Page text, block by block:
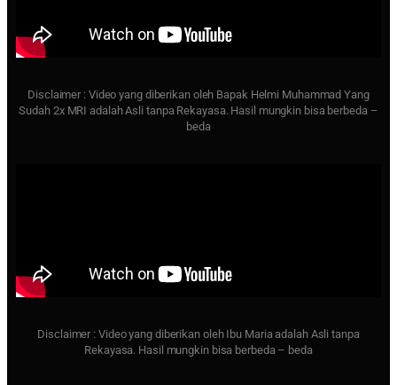
Disclaimer : Video yang diberikan oleh Bapak Helmi Muhammad Yang
Sudah 2x MRI adalah Asli tanpa Rekayasa. Hasil mungkin bisa berbeda –
beda
Disclaimer : Video yang diberikan oleh Ibu Maria adalah Asli tanpa
Rekayasa. Hasil mungkin bisa berbeda – beda